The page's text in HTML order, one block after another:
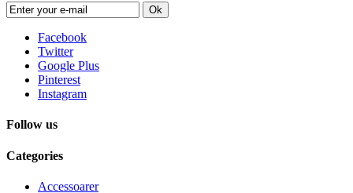
Ok
Facebook
Twitter
Google Plus
Pinterest
Instagram
Follow us
Categories
Accessoarer